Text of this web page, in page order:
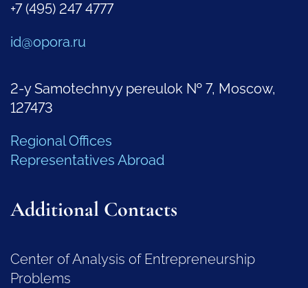
+7 (495) 247 4777
id@opora.ru
2-y Samotechnyy pereulok № 7, Moscow,
127473
Regional Offices
Representatives Abroad
Additional Contacts
Center of Analysis of Entrepreneurship
Problems